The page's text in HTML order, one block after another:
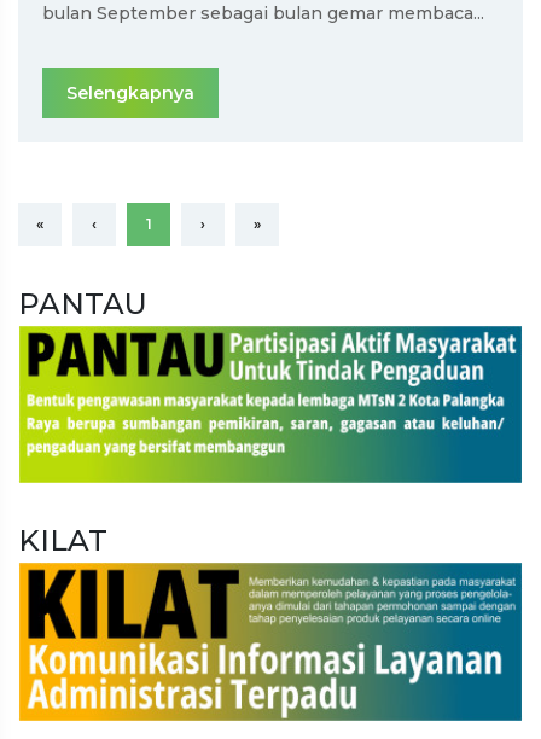
bulan September sebagai bulan gemar membaca...
Selengkapnya
« ‹ 1 › »
PANTAU
KILAT